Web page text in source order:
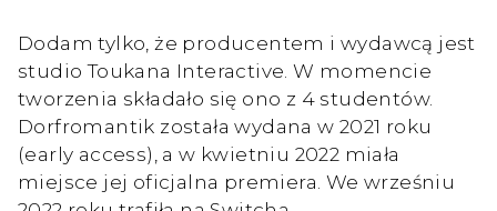
Dodam tylko, że producentem i wydawcą jest
studio Toukana Interactive. W momencie
tworzenia składało się ono z 4 studentów.
Dorfromantik została wydana w 2021 roku
(early access), a w kwietniu 2022 miała
miejsce jej oficjalna premiera. We wrześniu